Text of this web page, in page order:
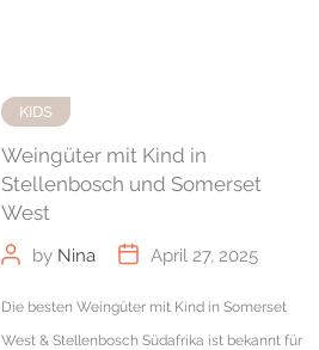
KIDS
Weingüter mit Kind in
Stellenbosch und Somerset
West
by Nina April 27, 2025
Die besten Weingüter mit Kind in Somerset
West & Stellenbosch Südafrika ist bekannt für